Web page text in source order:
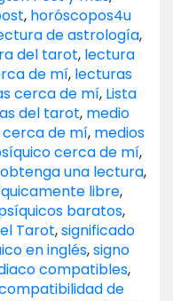
, horóscopos4u
de astrología,
del tarot, lectura
de mí, lecturas
cerca de mí, Lista
del tarot, medio
cerca de mí, medios
cerca de mí,
obtenga una lectura,
libre,
baratos,
Tarot,significado
en inglés,signo
compatibles,
de